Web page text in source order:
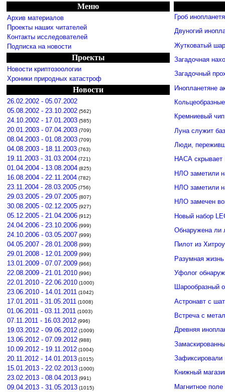
Меню
Архив материалов
Проекты наших читателей
Контакты исследователей
Подписка на новости
Проекты
Новости криптозоологии
Хроники природных катастроф
Новости
26.02.2002 - 05.07.2002
05.08.2002 - 23.10.2002 (562)
24.10.2002 - 17.01.2003 (585)
20.01.2003 - 07.04.2003 (709)
08.04.2003 - 01.08.2003 (709)
04.08.2003 - 18.11.2003 (763)
19.11.2003 - 31.03.2004 (721)
01.04.2004 - 13.08.2004 (825)
16.08.2004 - 22.11.2004 (782)
23.11.2004 - 28.03.2005 (756)
29.03.2005 - 29.07.2005 (807)
30.08.2005 - 02.12.2005 (927)
05.12.2005 - 21.04.2006 (912)
24.04.2006 - 23.10.2006 (999)
24.10.2006 - 03.05.2007 (999)
04.05.2007 - 28.01.2008 (999)
29.01.2008 - 12.01.2009 (999)
13.01.2009 - 07.07.2009 (966)
22.08.2009 - 21.01.2010 (996)
22.01.2010 - 22.06.2010 (1000)
23.06.2010 - 14.01.2011 (1042)
17.01.2011 - 31.05.2011 (1008)
01.06.2011 - 03.11.2011 (1003)
07.11.2011 - 16.03.2012 (996)
19.03.2012 - 09.06.2012 (1009)
13.06.2012 - 07.09.2012 (988)
10.09.2012 - 19.11.2012 (1004)
20.11.2012 - 14.01.2013 (1015)
15.01.2013 - 22.02.2013 (1000)
23.02.2013 - 08.04.2013 (991)
09.04.2013 - 31.05.2013 (1015)
Гроб
Двуногий
Жутковатый
Загадочная
Загадочный
Инопланетяне
Кремниевый
Луна служит
Люди,
НАСА скрывает
НЛО заметили
НЛО заметили
НЛО замечен
Новый набор
Обнаружена ли
Пилот из
Разумная
Уфолог
Шарообразный
Астронавт с
Встреча с
Древняя
Книжный
Магнитное